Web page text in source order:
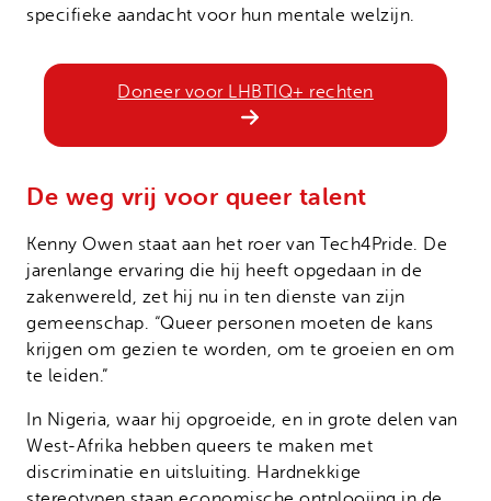
specifieke aandacht voor hun mentale welzijn.
Doneer voor LHBTIQ+ rechten
De weg vrij voor queer talent
Kenny Owen staat aan het roer van Tech4Pride. De
jarenlange ervaring die hij heeft opgedaan in de
zakenwereld, zet hij nu in ten dienste van zijn
gemeenschap. “Queer personen moeten de kans
krijgen om gezien te worden, om te groeien en om
te leiden.”
In Nigeria, waar hij opgroeide, en in grote delen van
West-Afrika hebben queers te maken met
discriminatie en uitsluiting. Hardnekkige